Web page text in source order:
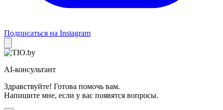
Подписаться на Instagram
AI-консультант
Здравствуйте! Готова помочь вам.
Напишите мне, если у вас появятся вопросы.